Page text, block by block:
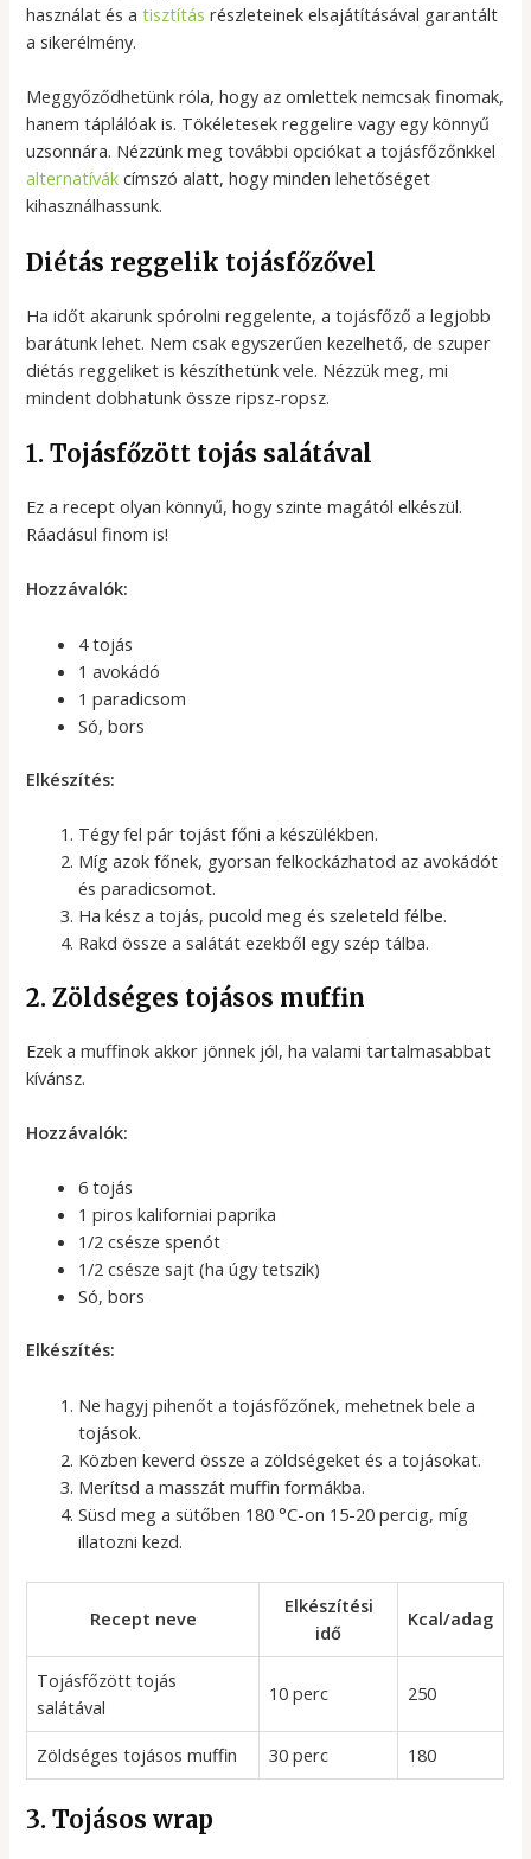
használat és atisztítás részleteinek elsajátításával garantált
a sikerélmény.
Meggyőződhetünk róla, hogy az omlettek nemcsak finomak,
hanem táplálóak is. Tökéletesek reggelire vagy egy könnyű
uzsonnára. Nézzünk meg további opciókat a tojásfőzőnkkel
alternatívák címszó alatt, hogy minden lehetőséget
kihasználhassunk.
Diétás reggelik tojásfőzővel
Ha időt akarunk spórolni reggelente, a tojásfőző a legjobb
barátunk lehet. Nem csak egyszerűen kezelhető, de szuper
diétás reggeliket is készíthetünk vele. Nézzük meg, mi
mindent dobhatunk össze ripsz-ropsz.
1. Tojásfőzött tojás salátával
Ez a recept olyan könnyű, hogy szinte magától elkészül.
Ráadásul finom is!
Hozzávalók:
4 tojás
1 avokádó
1 paradicsom
Só, bors
Elkészítés:
Tégy fel pár tojást főni a készülékben.
Míg azok főnek, gyorsan felkockázhatod az avokádót
és paradicsomot.
Ha kész a tojás, pucold meg és szeleteld félbe.
Rakd össze a salátát ezekből egy szép tálba.
2. Zöldséges tojásos muffin
Ezek a muffinok akkor jönnek jól, ha valami tartalmasabbat
kívánsz.
Hozzávalók:
6 tojás
1 piros kaliforniai paprika
1/2 csésze spenót
1/2 csésze sajt (ha úgy tetszik)
Só, bors
Elkészítés:
Ne hagyj pihenőt a tojásfőzőnek, mehetnek bele a
tojások.
Közben keverd össze a zöldségeket és a tojásokat.
Merítsd a masszát muffin formákba.
Süsd meg a sütőben 180 °C-on 15-20 percig, míg
illatozni kezd.
Recept neve
Elkészítési
idő
Kcal/adag
Tojásfőzött tojás
salátával
10 perc 250
Zöldséges tojásos muffin 30 perc 180
3. Tojásos wrap